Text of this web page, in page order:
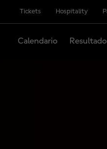
Tickets Hospitality
Calendario